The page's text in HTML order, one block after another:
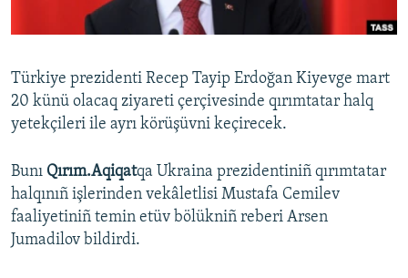
Українською
Türkiye prezidenti Recep Tayip Erdoğan Kiyevge mart
20 künü olacaq ziyareti çerçivesinde qırımtatar halq
yetekçileri ile ayrı körüşüvni keçirecek.
Bunı Qırım.Aqiqatqa Ukraina prezidentiniñ qırımtatar
halqınıñ işlerinden vekâletlisi Mustafa Cemilev
faaliyetiniñ temin etüv bölükniñ reberi Arsen
Jumadilov bildirdi.